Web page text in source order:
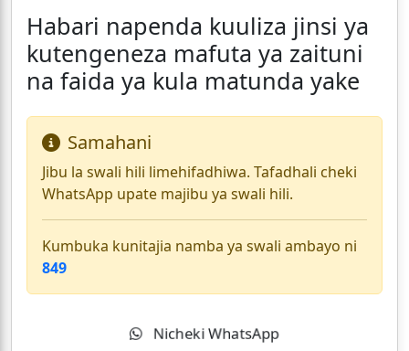
Habari napenda kuuliza jinsi ya
kutengeneza mafuta ya zaituni
na faida ya kula matunda yake
Samahani
Jibu la swali hili limehifadhiwa. Tafadhali cheki
WhatsApp upate majibu ya swali hili.
Kumbuka kunitajia namba ya swali ambayo ni
849
Nicheki WhatsApp